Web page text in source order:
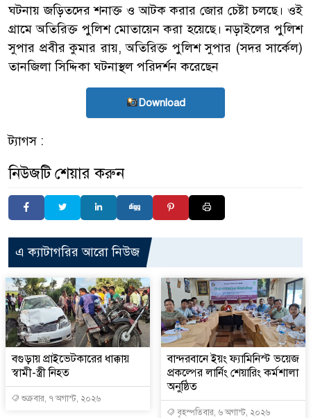
ঘটনায় জড়িতদের শনাক্ত ও আটক করার জোর চেষ্টা চলছে। ওই
গ্রামে অতিরিক্ত পুলিশ মোতায়েন করা হয়েছে। নড়াইলের পুলিশ
সুপার প্রবীর কুমার রায়, অতিরিক্ত পুলিশ সুপার (সদর সার্কেল)
তানজিলা সিদ্দিকা ঘটনাস্থল পরিদর্শন করেছেন
Download
ট্যাগস :
নিউজটি শেয়ার করুন
এ ক্যাটাগরির আরো নিউজ
বগুড়ায় প্রাইভেটকারের ধাক্কায়
স্বামী-স্ত্রী নিহত
শুক্রবার, ৭ অগাস্ট, ২০২৬
বান্দরবানে ইয়ং ফ্যামিনিস্ট ভয়েজ
প্রকল্পের লার্নিং শেয়ারিং কর্মশালা
অনুষ্ঠিত
বৃহস্পতিবার, ৬ অগাস্ট, ২০২৬